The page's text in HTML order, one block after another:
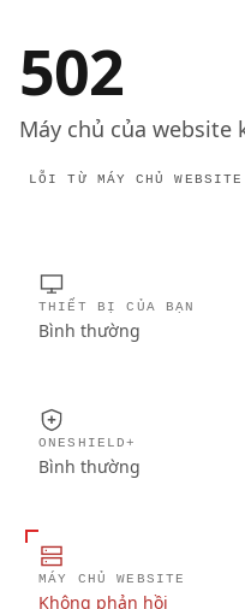
502
Máy chủ của website
LỖI TỪ MÁY CHỦ WEBSITE
THIẾT BỊ CỦA BẠN
Bình thường
ONESHIELD+
Bình thường
MÁY CHỦ WEBSITE
Không phản hồi